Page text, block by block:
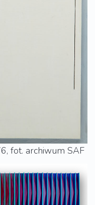
fot. archiwum SAF